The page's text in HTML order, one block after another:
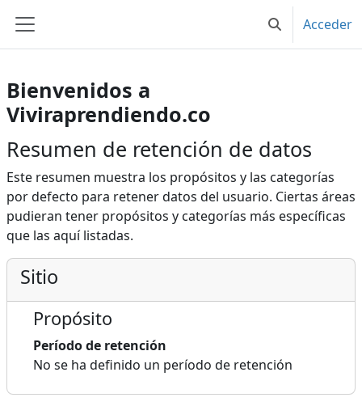
Panel lateral Selector de
Acceder
Bienvenidos a
Viviraprendiendo.co
Resumen de retención de datos
Este resumen muestra los propósitos y las categorías
por defecto para retener datos del usuario. Ciertas áreas
pudieran tener propósitos y categorías más específicas
que las aquí listadas.
Sitio
Propósito
Período de retención
No se ha definido un período de retención